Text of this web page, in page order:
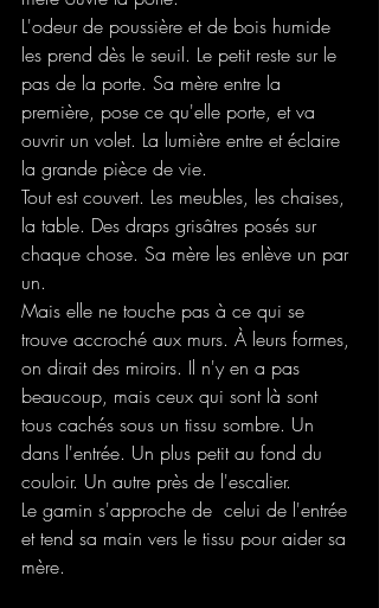
L'odeur de poussière et de bois humide
les prend dès le seuil. Le petit reste sur le
pas de la porte. Sa mère entre la
première, pose ce qu'elle porte, et va
ouvrir un volet. La lumière entre et éclaire
la grande pièce de vie.
Tout est couvert. Les meubles, les chaises,
la table. Des draps grisâtres posés sur
chaque chose. Sa mère les enlève un par
un.
Mais elle ne touche pas à ce qui se
trouve accroché aux murs. À leurs formes,
on dirait des miroirs. Il n'y en a pas
beaucoup, mais ceux qui sont là sont
tous cachés sous un tissu sombre. Un
dans l'entrée. Un plus petit au fond du
couloir. Un autre près de l'escalier.
Le gamin s'approche de  celui de l'entrée
et tend sa main vers le tissu pour aider sa
mère.